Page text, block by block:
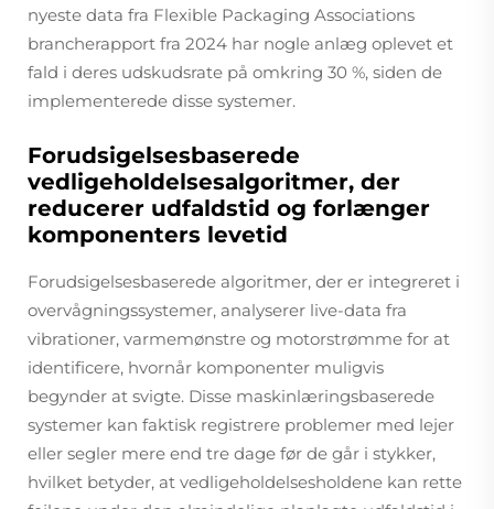
nyeste data fra Flexible Packaging Associations
brancherapport fra 2024 har nogle anlæg oplevet et
fald i deres udskudsrate på omkring 30 %, siden de
implementerede disse systemer.
Forudsigelsesbaserede
vedligeholdelsesalgoritmer, der
reducerer udfaldstid og forlænger
komponenters levetid
Forudsigelsesbaserede algoritmer, der er integreret i
overvågningssystemer, analyserer live-data fra
vibrationer, varmemønstre og motorstrømme for at
identificere, hvornår komponenter muligvis
begynder at svigte. Disse maskinlæringsbaserede
systemer kan faktisk registrere problemer med lejer
eller segler mere end tre dage før de går i stykker,
hvilket betyder, at vedligeholdelsesholdene kan rette